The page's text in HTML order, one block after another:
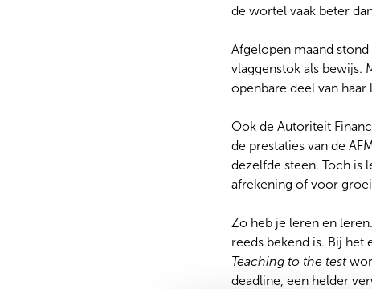
de wortel vaak beter
Afgelopen maand
vlaggenstok als bewijs.
openbare deel van
Ook de Autoriteit
de prestaties van de
dezelfde steen. Toch is
afrekening of voor
Zo heb je leren en
reeds bekend is. Bij het
Teaching to the test
deadline, een helder